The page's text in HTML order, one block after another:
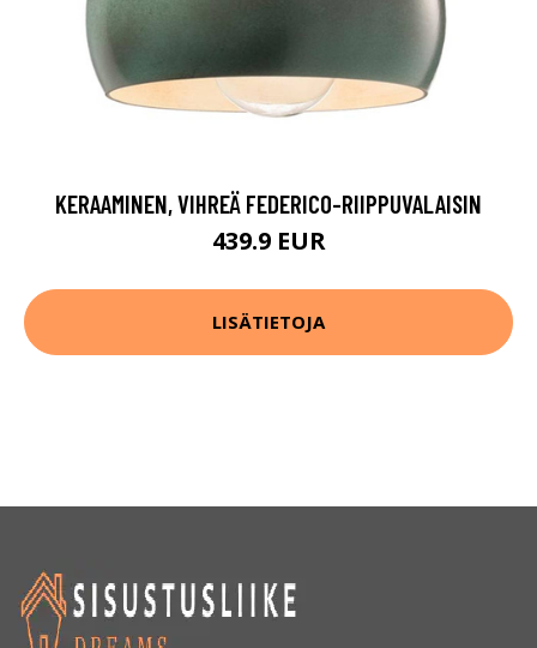
KERAAMINEN, VIHREÄ FEDERICO-RIIPPUVALAISIN
439.9 EUR
LISÄTIETOJA